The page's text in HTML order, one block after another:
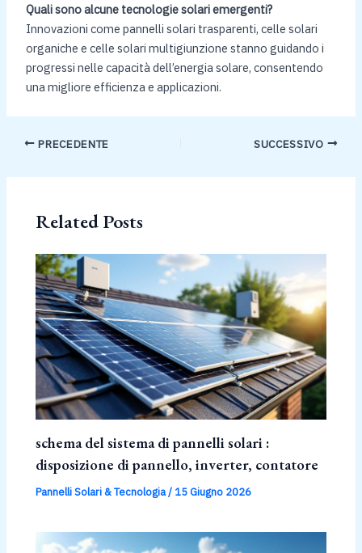
Quali sono alcune tecnologie solari emergenti?
Innovazioni come pannelli solari trasparenti, celle solari
organiche e celle solari multigiunzione stanno guidando i
progressi nelle capacità dell’energia solare, consentendo
una migliore efficienza e applicazioni.
PRECEDENTE SUCCESSIVO
Related Posts
schema del sistema di pannelli solari :
disposizione di pannello, inverter, contatore
Pannelli Solari & Tecnologia/ 15 Giugno 2026